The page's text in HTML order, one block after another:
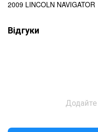
2009 LINCOLN NAVIGATOR
Відгуки